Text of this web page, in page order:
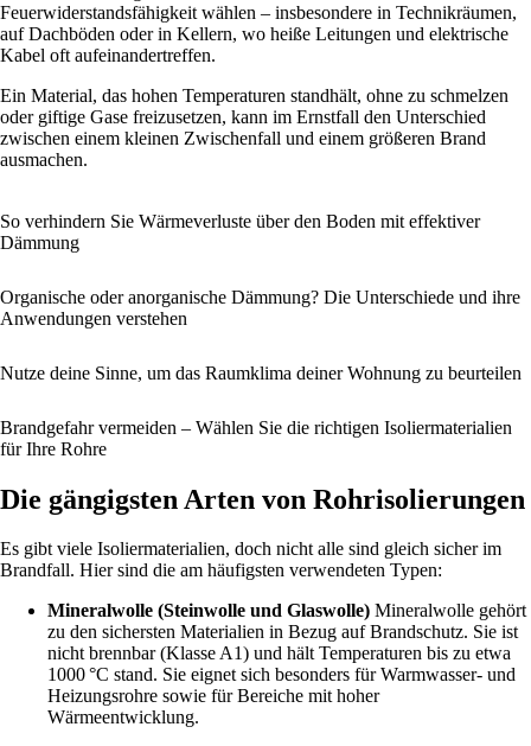
Feuerwiderstandsfähigkeit wählen – insbesondere in Technikräumen,
auf Dachböden oder in Kellern, wo heiße Leitungen und elektrische
Kabel oft aufeinandertreffen.
Ein Material, das hohen Temperaturen standhält, ohne zu schmelzen
oder giftige Gase freizusetzen, kann im Ernstfall den Unterschied
zwischen einem kleinen Zwischenfall und einem größeren Brand
ausmachen.
So verhindern Sie Wärmeverluste über den Boden mit effektiver
Dämmung
Organische oder anorganische Dämmung? Die Unterschiede und ihre
Anwendungen verstehen
Nutze deine Sinne, um das Raumklima deiner Wohnung zu beurteilen
Brandgefahr vermeiden – Wählen Sie die richtigen Isoliermaterialien
für Ihre Rohre
Die gängigsten Arten von Rohrisolierungen
Es gibt viele Isoliermaterialien, doch nicht alle sind gleich sicher im
Brandfall. Hier sind die am häufigsten verwendeten Typen:
Mineralwolle (Steinwolle und Glaswolle) Mineralwolle gehört
zu den sichersten Materialien in Bezug auf Brandschutz. Sie ist
nicht brennbar (Klasse A1) und hält Temperaturen bis zu etwa
1000 °C stand. Sie eignet sich besonders für Warmwasser- und
Heizungsrohre sowie für Bereiche mit hoher
Wärmeentwicklung.